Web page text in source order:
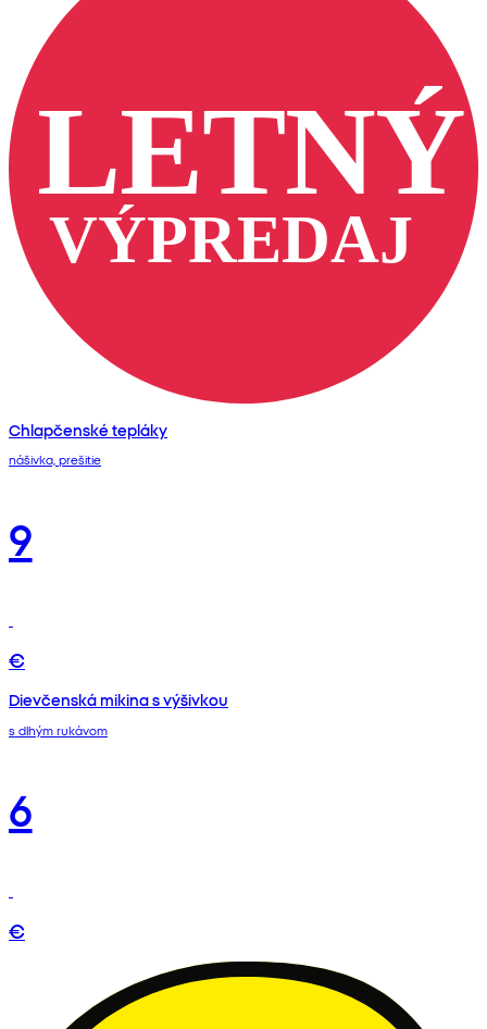
Chlapčenské tepláky
nášivka, prešitie
9
€
Dievčenská mikina s výšivkou
s dlhým rukávom
6
€